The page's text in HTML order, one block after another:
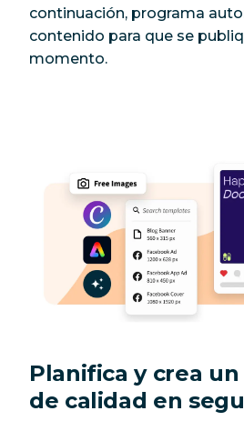
continuación, programa
contenido para que se
momento.
Planifica y crea
de calidad en